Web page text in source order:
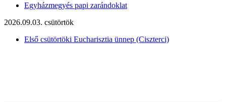
Egyházmegyés papi zarándoklat
2026.09.03. csütörtök
Első csütörtöki Eucharisztia ünnep (Ciszterci)